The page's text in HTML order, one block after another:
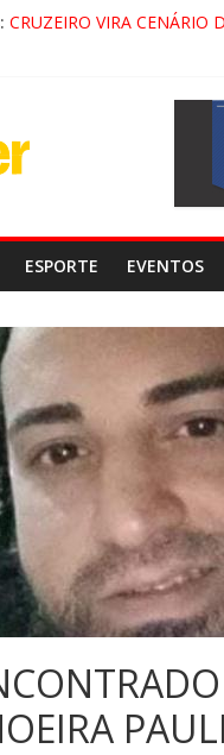
CRUZEIRO VIRA CENÁRIO
ACESSO À APARECIDA
LORENA,
ESPORTE EVENTOS